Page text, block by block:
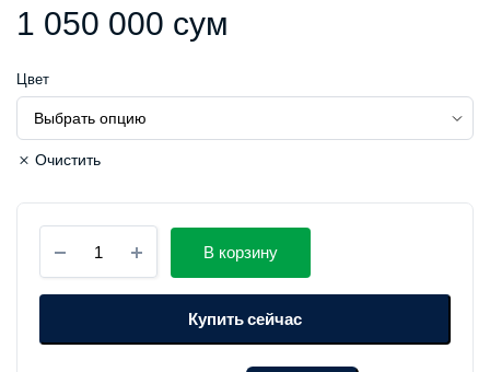
1 050 000 сум
Цвет
Очистить
Lydsto
Smart
Air
5L
В корзину
Купить сейчас